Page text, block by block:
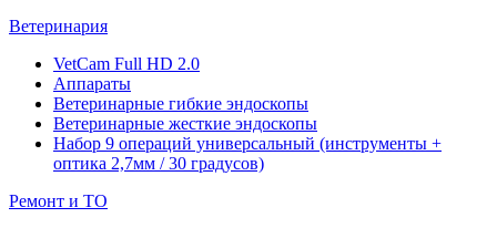
Ветеринария
VetCam Full HD 2.0
Аппараты
Ветеринарные гибкие эндоскопы
Ветеринарные жесткие эндоскопы
Набор 9 операций универсальный (инструменты +
оптика 2,7мм / 30 градусов)
Ремонт и ТО